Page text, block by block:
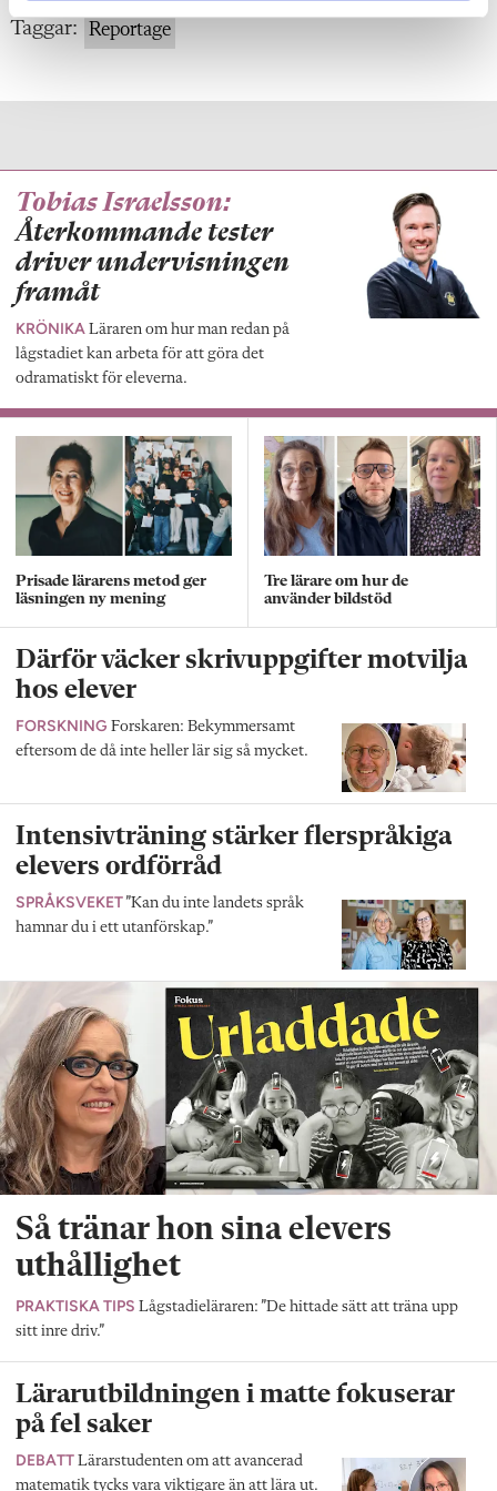
Taggar: Reportage
Tobias Israelsson:
Återkommande tester
driver undervisningen
framåt
KRÖNIKA Läraren om hur man redan på
lågstadiet kan arbeta för att göra det
odramatiskt för eleverna.
Prisade lärarens metod ger
läsningen ny mening
Tre lärare om hur de
använder bildstöd
Därför väcker skrivuppgifter motvilja
hos elever
FORSKNING Forskaren: Bekymmersamt
eftersom de då inte heller lär sig så mycket.
Intensivträning stärker flerspråkiga
elevers ordförråd
SPRÅKSVEKET”Kan du inte landets språk
hamnar du i ett utanförskap.”
Så tränar hon sina elevers
uthållighet
PRAKTISKA TIPS Lågstadieläraren: ”De hittade sätt att träna upp
sitt inre driv.”
Lärarutbildningen i matte fokuserar
på fel saker
DEBATT Lärarstudenten om att avancerad
matematik tycks vara viktigare än att lära ut.